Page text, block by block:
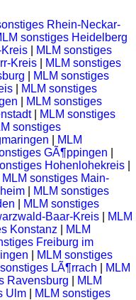
Rhein-Neckar-
sonstiges Heidelberg
MLM sonstiges
Kreis
MLM sonstiges
MLM sonstiges
MLM sonstiges
MLM sonstiges
|
MLM sonstiges
sonstiges
MLM
GÃ¶ppingen
Hohenlohekreis
MLM sonstiges Main-
MLM sonstiges
MLM sonstiges
Baar-Kreis
MLM
Konstanz
MLM
Freiburg im
MLM sonstiges
LÃ¶rrach
MLM
Ravensburg
MLM
Ulm
MLM sonstiges